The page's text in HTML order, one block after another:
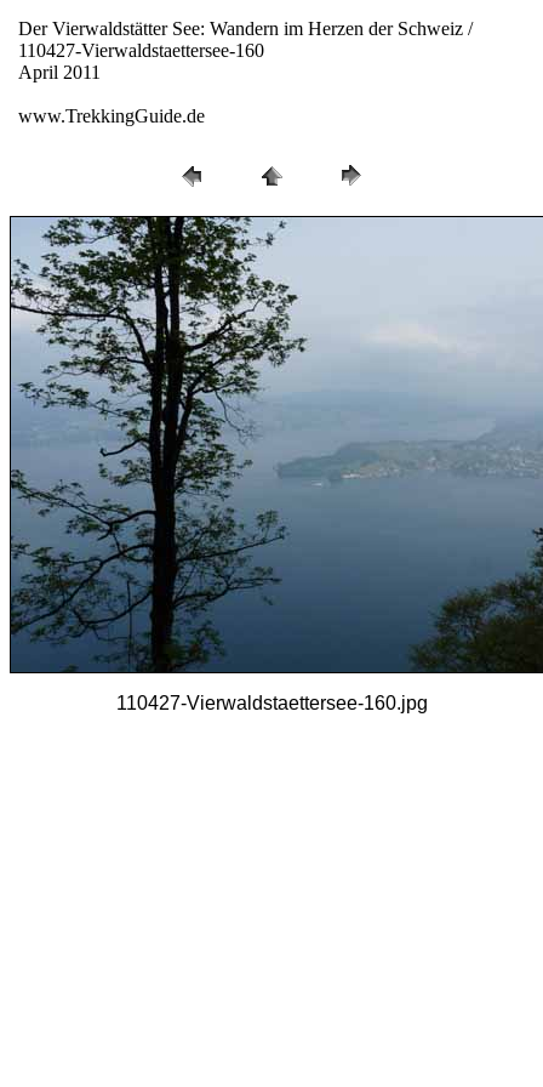
Der Vierwaldstätter See: Wandern im Herzen der Schweiz /
110427-Vierwaldstaettersee-160
April 2011
www.TrekkingGuide.de
110427-Vierwaldstaettersee-160.jpg